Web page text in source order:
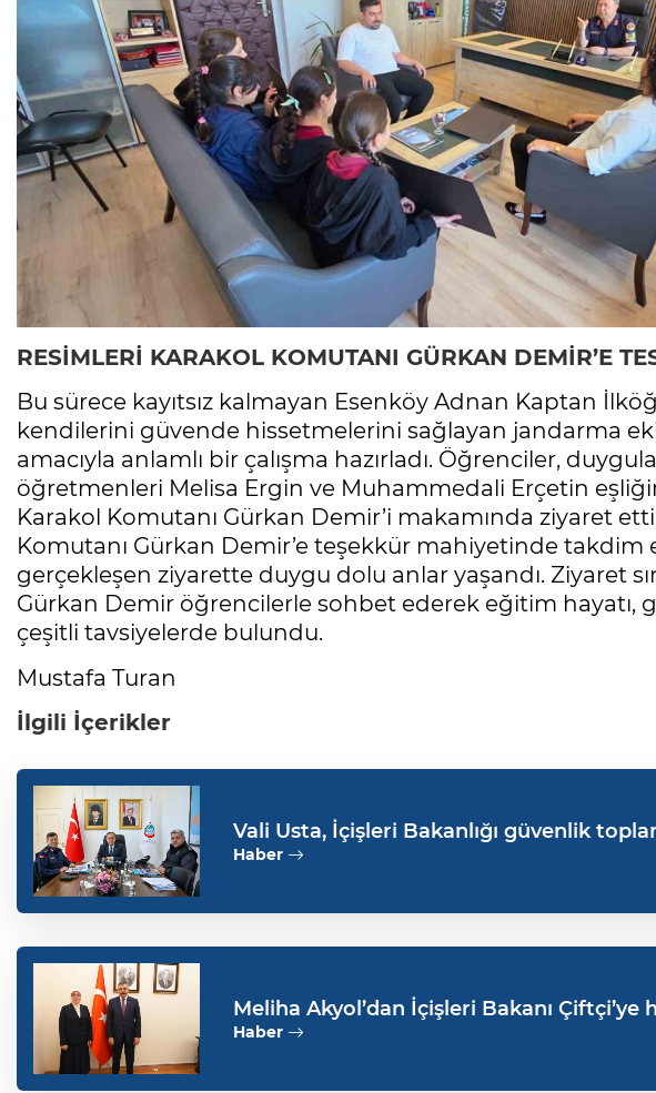
RESİMLERİ KARAKOL KOMUTANI GÜRKAN DEMİR’E
Bu sürece kayıtsız kalmayan Esenköy Adnan Kaptan
kendilerini güvende hissetmelerini sağlayan jandarma
amacıyla anlamlı bir çalışma hazırladı. Öğrenciler,
öğretmenleri Melisa Ergin ve Muhammedali Erçetin
Karakol Komutanı Gürkan Demir’i makamında ziyaret
Komutanı Gürkan Demir’e teşekkür mahiyetinde
gerçekleşen ziyarette duygu dolu anlar yaşandı. Ziyaret
Gürkan Demir öğrencilerle sohbet ederek eğitim hayatı,
çeşitli tavsiyelerde bulundu.
Mustafa Turan
İlgili İçerikler
Vali Usta, İçişleri Bakanlığı güvenlik
Haber
Meliha Akyol’dan İçişleri Bakanı Çiftçi’ye
Haber